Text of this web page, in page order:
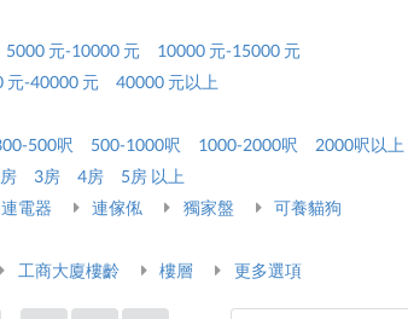
5000 元-10000 元
10000 元-15000 元
元-40000 元
40000 元以上
500呎 500-1000呎 1000-2000呎
2000呎以上
3房 4房
5房 以上
連電器 連傢俬 獨家盤
可養貓狗
工商大廈樓齡 樓層 更多選項